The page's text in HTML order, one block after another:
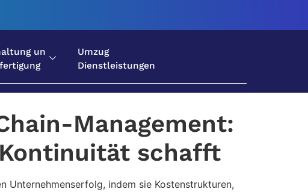
un
Umzug
Dienstleistungen
Management:
schafft
Unternehmenserfolg, indem sie Kostenstrukturen,